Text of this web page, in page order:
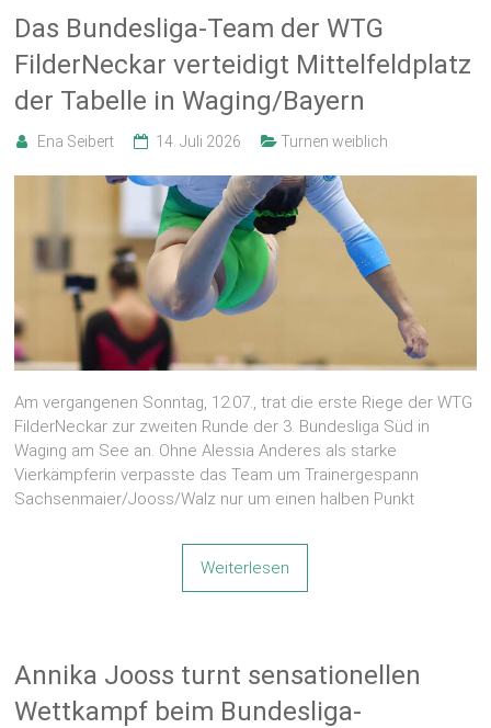
Das Bundesliga-Team der WTG
FilderNeckar verteidigt Mittelfeldplatz
der Tabelle in Waging/Bayern
Ena Seibert 14. Juli 2026 Turnen weiblich
Am vergangenen Sonntag, 12.07., trat die erste Riege der WTG
FilderNeckar zur zweiten Runde der 3. Bundesliga Süd in
Waging am See an. Ohne Alessia Anderes als starke
Vierkämpferin verpasste das Team um Trainergespann
Sachsenmaier/Jooss/Walz nur um einen halben Punkt
Weiterlesen
Annika Jooss turnt sensationellen
Wettkampf beim Bundesliga-